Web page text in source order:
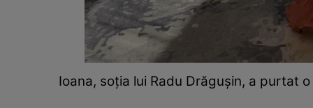
Ioana, soția lui Radu Drăgușin, a purtat